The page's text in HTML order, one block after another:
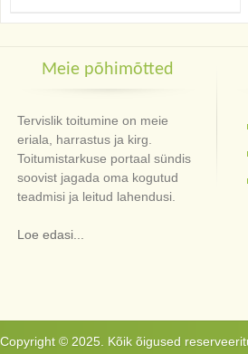
Meie põhimõtted
Tervislik toitumine on meie
eriala, harrastus ja kirg.
Toitumistarkuse portaal sündis
soovist jagada oma kogutud
teadmisi ja leitud lahendusi.
Loe edasi...
Copyright © 2025. Kõik õigused